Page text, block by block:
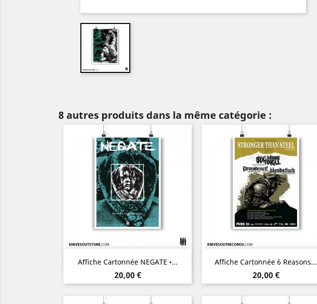
8 autres produits dans la même catégorie :
Affiche Cartonnée NEGATE •...
Prix
20,00 €
Aperçu rapide Affiche Cartonnée 6 Reasons...
Prix
20,00 €
Aperçu rapide